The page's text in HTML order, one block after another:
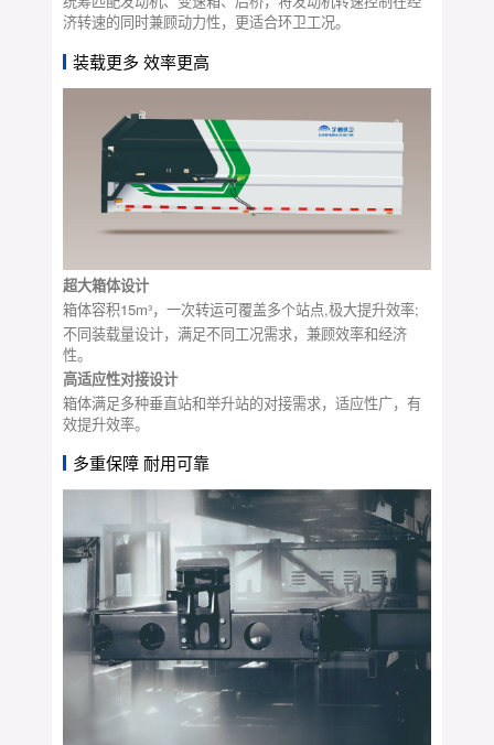
济转速的同时兼顾动力性，更适合环卫工况。
装载更多 效率更高
超大箱体设计
箱体容积15m³，一次转运可覆盖多个站点,极大提升效率;
不同装载量设计，满足不同工况需求，兼顾效率和经济
性。
高适应性对接设计
箱体满足多种垂直站和举升站的对接需求，适应性广，有
效提升效率。
多重保障 耐用可靠